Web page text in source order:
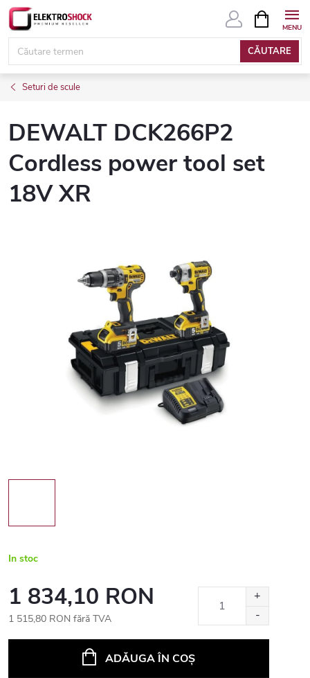
Treci
conținut
CĂUTARE
COŞ
DE
Seturi de scule
DEWALT DCK266P2
Cordless power tool set
18V XR
In stoc
1 834,10 RON
1 515,80 RON fără TVA
ADĂUGA ÎN COŞ